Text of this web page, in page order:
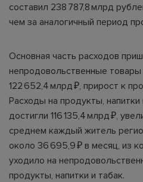
составил 238 787,8 млрд
чем за аналогичный период
Основная часть расходов
непродовольственные
122 652,4 млрд ₽, прирост к
Расходы на продукты,
достигли 116 135,4 млрд ₽,
среднем каждый житель
около 36 695,9 ₽ в месяц, из
уходило на
продукты, напитки и табак.